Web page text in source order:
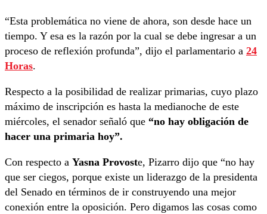
“Esta problemática no viene de ahora, son desde hace un
tiempo. Y esa es la razón por la cual se debe ingresar a un
proceso de reflexión profunda”, dijo el parlamentario a 24
Horas.
Respecto a la posibilidad de realizar primarias, cuyo plazo
máximo de inscripción es hasta la medianoche de este
miércoles, el senador señaló que “no hay obligación de
hacer una primaria hoy”.
Con respecto a Yasna Provoste, Pizarro dijo que “no hay
que ser ciegos, porque existe un liderazgo de la presidenta
del Senado en términos de ir construyendo una mejor
conexión entre la oposición. Pero digamos las cosas como